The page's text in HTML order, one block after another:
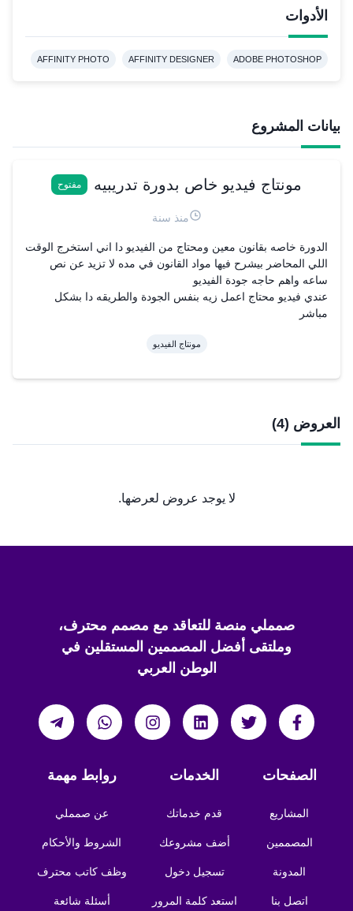
الأدوات
ADOBE PHOTOSHOP
AFFINITY DESIGNER
AFFINITY PHOTO
بيانات المشروع
مونتاج فيديو خاص بدورة تدريبيه مفتوح
منذ سنة
مباشر
مونتاج الفيديو
العروض (4)
لا يوجد عروض لعرضها.
صمملي منصة للتعاقد مع مصمم محترف،
وملتقى أفضل المصممين المستقلين في
الوطن العربي
الصفحات
المشاريع
المصممين
المدونة
اتصل بنا
الخدمات
قدم خدماتك
أضف مشروعك
تسجيل دخول
استعد كلمة المرور
روابط مهمة
عن صمملي
الشروط والأحكام
وظف كاتب محترف
أسئلة شائعة